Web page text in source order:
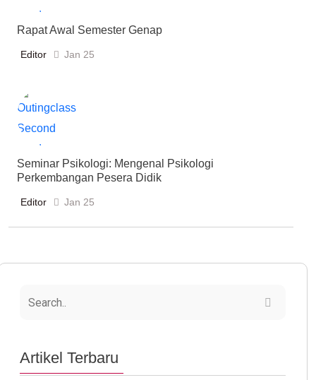
Rapat Awal Semester Genap
Editor Jan 25
Seminar Psikologi: Mengenal Psikologi
Perkembangan Pesera Didik
Editor Jan 25
Artikel Terbaru